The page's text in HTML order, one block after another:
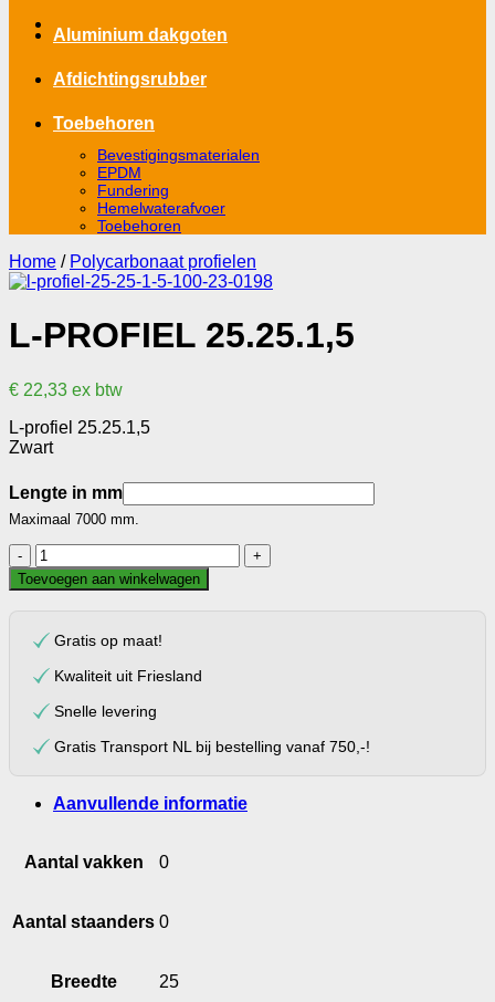
Aluminium dakgoten
Afdichtingsrubber
Toebehoren
Bevestigingsmaterialen
EPDM
Fundering
Hemelwaterafvoer
Toebehoren
Home / Polycarbonaat profielen
L-PROFIEL 25.25.1,5
€ 22,33 ex btw
L-profiel 25.25.1,5
Zwart
Lengte in mm
Maximaal 7000 mm.
L-
profiel
25.25.1,5
aantal
Toevoegen aan winkelwagen
Gratis op maat!
Kwaliteit uit Friesland
Snelle levering
Gratis Transport NL bij bestelling vanaf 750,-!
Aanvullende informatie
Aantal vakken 0
Aantal staanders 0
Breedte 25